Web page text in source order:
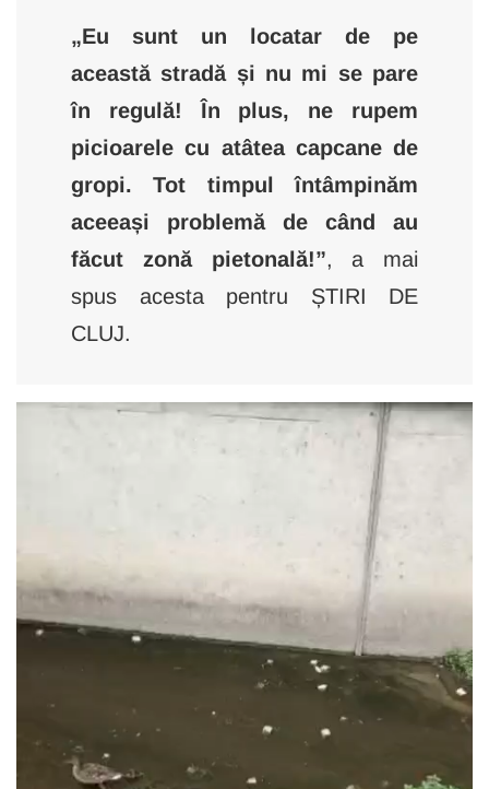
„Eu sunt un locatar de pe
această stradă și nu mi se pare
în regulă! În plus, ne rupem
picioarele cu atâtea capcane de
gropi. Tot timpul întâmpinăm
aceeași problemă de când au
făcut zonă pietonală!”, a mai
spus acesta pentru ȘTIRI DE
CLUJ.